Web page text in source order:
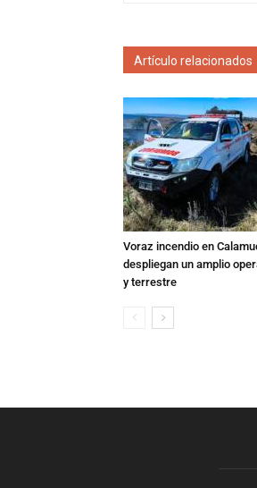
Artículo relacionados
Voraz incendio en
despliegan un amplio
y terrestre